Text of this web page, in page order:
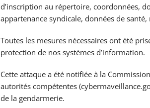
d’inscription au répertoire, coordonnées,
appartenance syndicale, données de
Toutes les mesures nécessaires ont été
protection de nos systèmes d’information.
Cette attaque a été notifiée à la
autorités compétentes
de la gendarmerie.